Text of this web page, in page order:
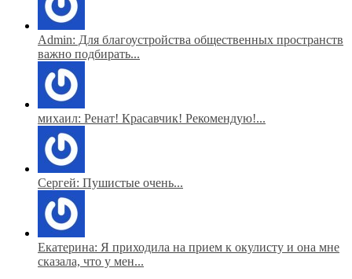
Admin: Для благоустройства общественных пространств
важно подбирать...
михаил: Ренат! Красавчик! Рекомендую!...
Сергей: Пушистые очень...
Екатерина: Я приходила на прием к окулисту и она мне
сказала, что у мен...